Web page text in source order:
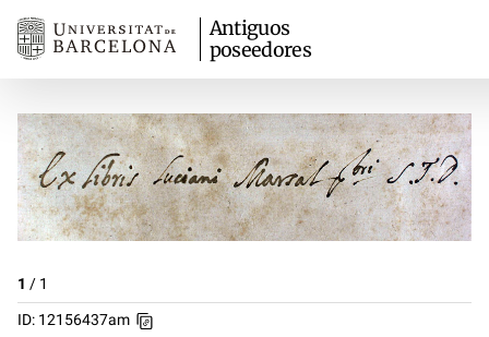
Antiguos
poseedores
1 / 1
ID: 12156437am